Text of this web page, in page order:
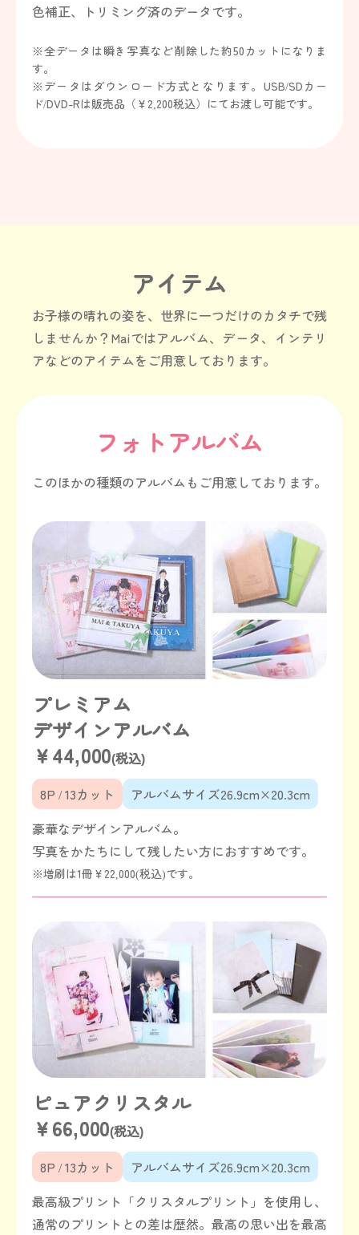
色補正、トリミング済のデータです。
※全データは瞬き写真など削除した約50カットになりま
す。
※データはダウンロード方式となります。USB/SDカー
ド/DVD-Rは販売品（￥2,200税込）にてお渡し可能です。
アイテム
お子様の晴れの姿を、世界に一つだけのカタチで残
しませんか？ Maiではアルバム、データ、インテリ
アなどのアイテムをご用意しております。
フォトアルバム
このほかの種類のアルバムもご用意しております。
プレミアム
デザインアルバム
￥44,000(税込)
8P / 13カット
アルバムサイズ26.9cm×20.3cm
豪華なデザインアルバム。
写真をかたちにして残したい方におすすめです。
※増刷は1冊￥22,000(税込)です。
ピュアクリスタル
￥66,000(税込)
8P / 13カット
アルバムサイズ26.9cm×20.3cm
最高級プリント「クリスタルプリント」を使用し、
通常のプリントとの差は歴然。最高の思い出を最高